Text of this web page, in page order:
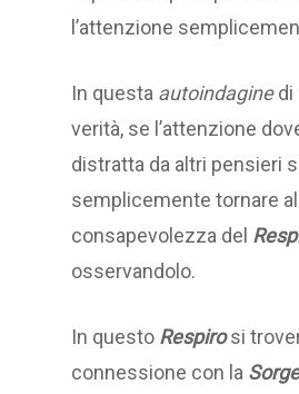
l’attenzione
In questa autoindaginedi
verità, se l’attenzione
distratta da altri pensieri
semplicemente tornare
consapevolezza del
osservandolo.
In questo Respirosi
connessione con la